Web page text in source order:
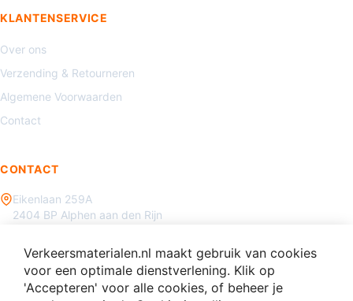
KLANTENSERVICE
Over ons
Verzending & Retourneren
Algemene Voorwaarden
Contact
CONTACT
Eikenlaan 259A
2404 BP Alphen aan den Rijn
info@verkeersmaterialen.nl
Verkeersmaterialen.nl maakt gebruik van cookies
voor een optimale dienstverlening. Klik op
'Accepteren' voor alle cookies, of beheer je